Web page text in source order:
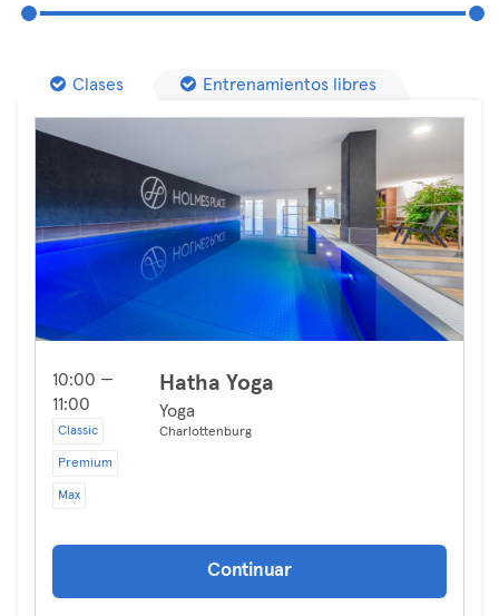
Clases Entrenamientos libres
10:00 —
11:00
Classic
Premium
Max
Hatha Yoga
Yoga
Charlottenburg
Continuar